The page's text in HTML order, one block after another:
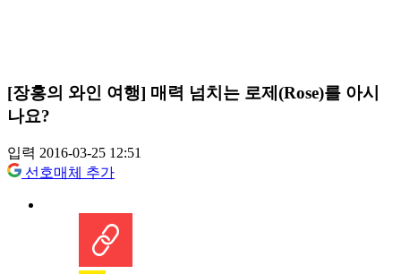
[장홍의 와인 여행] 매력 넘치는 로제(Rose)를 아시
나요?
입력 2016-03-25 12:51
선호매체 추가